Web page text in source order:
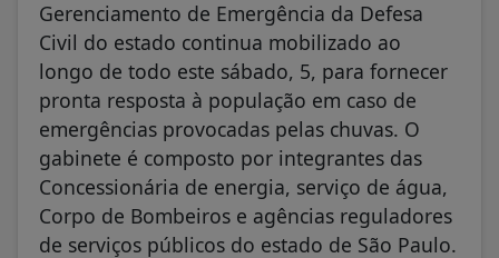
Gerenciamento de Emergência da Defesa
Civil do estado continua mobilizado ao
longo de todo este sábado, 5, para fornecer
pronta resposta à população em caso de
emergências provocadas pelas chuvas. O
gabinete é composto por integrantes das
Concessionária de energia, serviço de água,
Corpo de Bombeiros e agências reguladores
de serviços públicos do estado de São Paulo.